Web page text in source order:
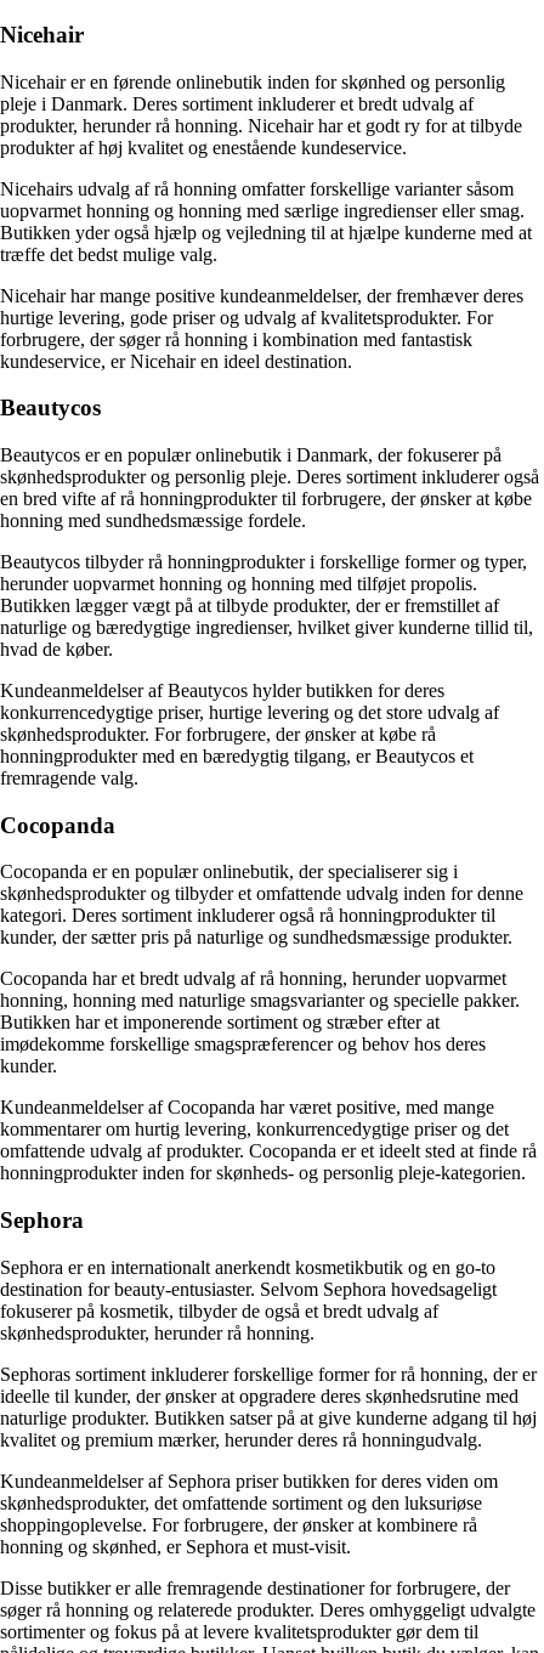
Nicehair
Nicehair er en førende onlinebutik inden for skønhed og personlig
pleje i Danmark. Deres sortiment inkluderer et bredt udvalg af
produkter, herunder rå honning. Nicehair har et godt ry for at tilbyde
produkter af høj kvalitet og enestående kundeservice.
Nicehairs udvalg af rå honning omfatter forskellige varianter såsom
uopvarmet honning og honning med særlige ingredienser eller smag.
Butikken yder også hjælp og vejledning til at hjælpe kunderne med at
træffe det bedst mulige valg.
Nicehair har mange positive kundeanmeldelser, der fremhæver deres
hurtige levering, gode priser og udvalg af kvalitetsprodukter. For
forbrugere, der søger rå honning i kombination med fantastisk
kundeservice, er Nicehair en ideel destination.
Beautycos
Beautycos er en populær onlinebutik i Danmark, der fokuserer på
skønhedsprodukter og personlig pleje. Deres sortiment inkluderer også
en bred vifte af rå honningprodukter til forbrugere, der ønsker at købe
honning med sundhedsmæssige fordele.
Beautycos tilbyder rå honningprodukter i forskellige former og typer,
herunder uopvarmet honning og honning med tilføjet propolis.
Butikken lægger vægt på at tilbyde produkter, der er fremstillet af
naturlige og bæredygtige ingredienser, hvilket giver kunderne tillid til,
hvad de køber.
Kundeanmeldelser af Beautycos hylder butikken for deres
konkurrencedygtige priser, hurtige levering og det store udvalg af
skønhedsprodukter. For forbrugere, der ønsker at købe rå
honningprodukter med en bæredygtig tilgang, er Beautycos et
fremragende valg.
Cocopanda
Cocopanda er en populær onlinebutik, der specialiserer sig i
skønhedsprodukter og tilbyder et omfattende udvalg inden for denne
kategori. Deres sortiment inkluderer også rå honningprodukter til
kunder, der sætter pris på naturlige og sundhedsmæssige produkter.
Cocopanda har et bredt udvalg af rå honning, herunder uopvarmet
honning, honning med naturlige smagsvarianter og specielle pakker.
Butikken har et imponerende sortiment og stræber efter at
imødekomme forskellige smagspræferencer og behov hos deres
kunder.
Kundeanmeldelser af Cocopanda har været positive, med mange
kommentarer om hurtig levering, konkurrencedygtige priser og det
omfattende udvalg af produkter. Cocopanda er et ideelt sted at finde rå
honningprodukter inden for skønheds- og personlig pleje-kategorien.
Sephora
Sephora er en internationalt anerkendt kosmetikbutik og en go-to
destination for beauty-entusiaster. Selvom Sephora hovedsageligt
fokuserer på kosmetik, tilbyder de også et bredt udvalg af
skønhedsprodukter, herunder rå honning.
Sephoras sortiment inkluderer forskellige former for rå honning, der er
ideelle til kunder, der ønsker at opgradere deres skønhedsrutine med
naturlige produkter. Butikken satser på at give kunderne adgang til høj
kvalitet og premium mærker, herunder deres rå honningudvalg.
Kundeanmeldelser af Sephora priser butikken for deres viden om
skønhedsprodukter, det omfattende sortiment og den luksuriøse
shoppingoplevelse. For forbrugere, der ønsker at kombinere rå
honning og skønhed, er Sephora et must-visit.
Disse butikker er alle fremragende destinationer for forbrugere, der
søger rå honning og relaterede produkter. Deres omhyggeligt udvalgte
sortimenter og fokus på at levere kvalitetsprodukter gør dem til